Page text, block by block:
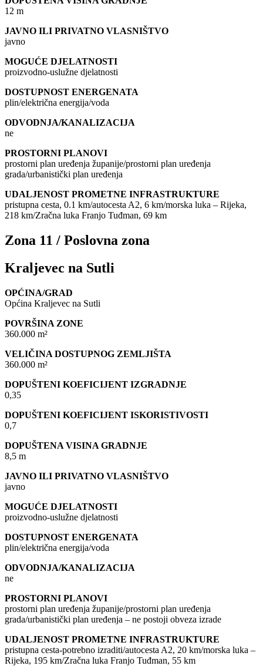
12 m
JAVNO ILI PRIVATNO VLASNIŠTVO
javno
MOGUĆE DJELATNOSTI
proizvodno-uslužne djelatnosti
DOSTUPNOST ENERGENATA
plin/električna energija/voda
ODVODNJA/KANALIZACIJA
ne
PROSTORNI PLANOVI
prostorni plan uređenja županije/prostorni plan uređenja
grada/urbanistički plan uređenja
UDALJENOST PROMETNE INFRASTRUKTURE
pristupna cesta, 0.1 km/autocesta A2, 6 km/morska luka – Rijeka,
218 km/Zračna luka Franjo Tuđman, 69 km
Zona 11 / Poslovna zona
Kraljevec na Sutli
OPĆINA/GRAD
Općina Kraljevec na Sutli
POVRŠINA ZONE
360.000 m²
VELIČINA DOSTUPNOG ZEMLJIŠTA
360.000 m²
DOPUŠTENI KOEFICIJENT IZGRADNJE
0,35
DOPUŠTENI KOEFICIJENT ISKORISTIVOSTI
0,7
DOPUŠTENA VISINA GRADNJE
8,5 m
JAVNO ILI PRIVATNO VLASNIŠTVO
javno
MOGUĆE DJELATNOSTI
proizvodno-uslužne djelatnosti
DOSTUPNOST ENERGENATA
plin/električna energija/voda
ODVODNJA/KANALIZACIJA
ne
PROSTORNI PLANOVI
prostorni plan uređenja županije/prostorni plan uređenja
grada/urbanistički plan uređenja – ne postoji obveza izrade
UDALJENOST PROMETNE INFRASTRUKTURE
pristupna cesta-potrebno izraditi/autocesta A2, 20 km/morska luka –
Rijeka, 195 km/Zračna luka Franjo Tuđman, 55 km